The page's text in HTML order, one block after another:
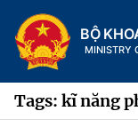
BỘ
MINISTRY
Tags: kĩ năng